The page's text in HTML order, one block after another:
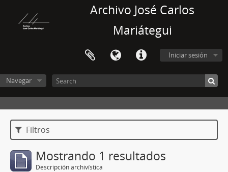
Archivo José Carlos
Mariátegui
Iniciar sesión
Navegar
Filtros
Mostrando 1 resultados
Descripción archivística